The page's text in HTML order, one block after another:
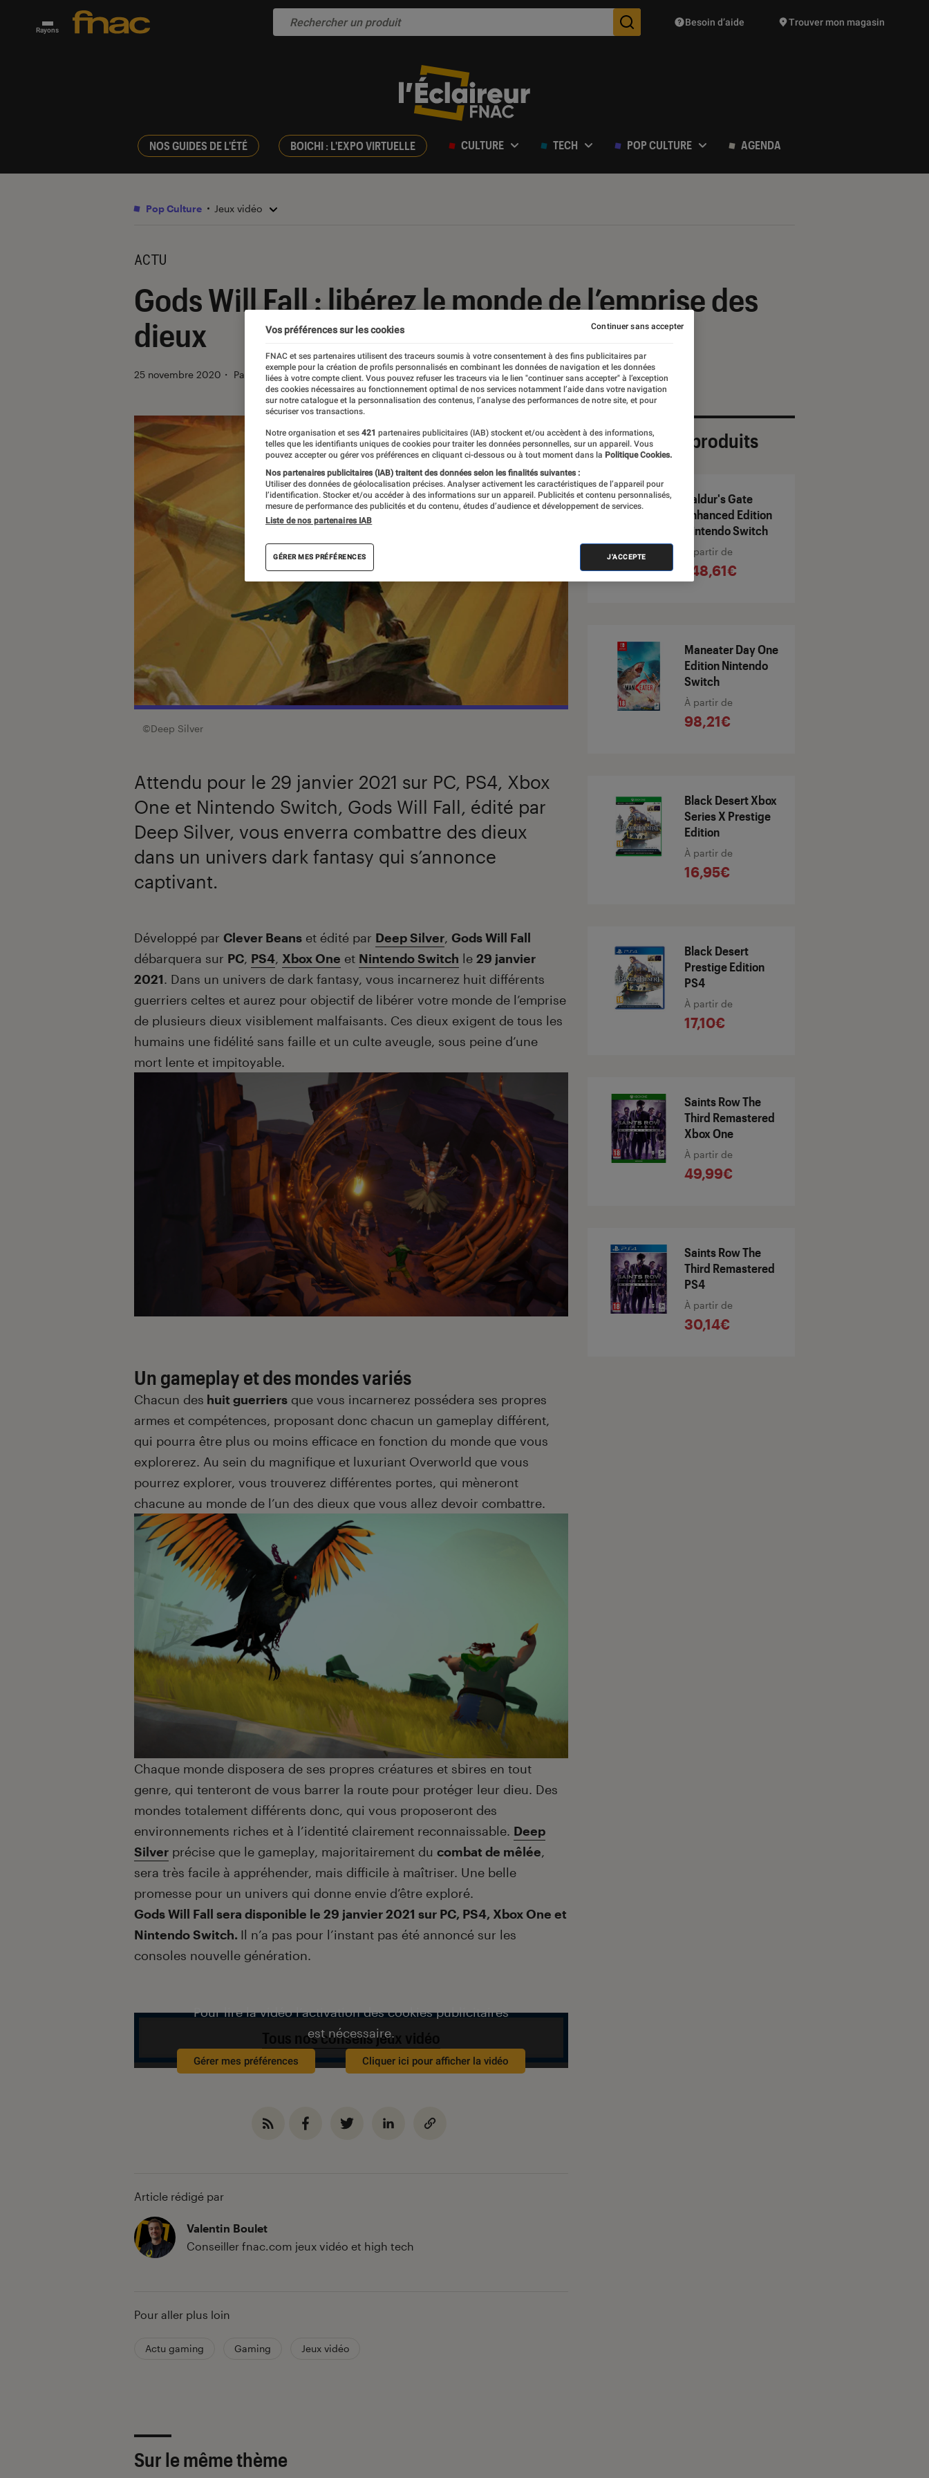
Rayons Des suggestions de produits vont vous être proposées
Besoin d’aide Trouver mon magasin
NOS GUIDES DE L'ÉTÉ BOICHI : L'EXPO VIRTUELLE CULTURE TECH POP CULTURE AGENDA
Pop Culture Jeux vidéo
ACTU
Gods Will Fall : libérez le monde de l’emprise des
dieux
25 novembre 2020 ・ Par Valentin Boulet
©Deep Silver
Attendu pour le 29 janvier 2021 sur PC, PS4, Xbox
One et Nintendo Switch, Gods Will Fall, édité par
Deep Silver, vous enverra combattre des dieux
dans un univers dark fantasy qui s’annonce
captivant.
Introduction
Développé par Clever Beans et édité par Deep Silver, Gods Will Fall
débarquera sur PC, PS4, Xbox One et Nintendo Switch le 29 janvier
2021. Dans un univers de dark fantasy, vous incarnerez huit différents
guerriers celtes et aurez pour objectif de libérer votre monde de l’emprise
de plusieurs dieux visiblement malfaisants. Ces dieux exigent de tous les
humains une fidélité sans faille et un culte aveugle, sous peine d’une
mort lente et impitoyable.
Un gameplay et des mondes variés
Chacun des huit guerriers que vous incarnerez possédera ses propres
armes et compétences, proposant donc chacun un gameplay différent,
qui pourra être plus ou moins efficace en fonction du monde que vous
explorerez. Au sein du magnifique et luxuriant Overworld que vous
pourrez explorer, vous trouverez différentes portes, qui mèneront
chacune au monde de l’un des dieux que vous allez devoir combattre.
Chaque monde disposera de ses propres créatures et sbires en tout
genre, qui tenteront de vous barrer la route pour protéger leur dieu. Des
mondes totalement différents donc, qui vous proposeront des
environnements riches et à l’identité clairement reconnaissable. Deep
Silver précise que le gameplay, majoritairement du combat de mêlée,
sera très facile à appréhender, mais difficile à maîtriser. Une belle
promesse pour un univers qui donne envie d’être exploré.
Gods Will Fall sera disponible le 29 janvier 2021 sur PC, PS4, Xbox One et
Nintendo Switch. Il n’a pas pour l’instant pas été annoncé sur les
consoles nouvelle génération.
Pour lire la vidéo l’activation des cookies publicitaires
est nécessaire.
Gérer mes préférences Cliquer ici pour afficher la vidéo
Tous nos conseils jeux vidéo
Article rédigé par
Valentin Boulet
Conseiller fnac.com jeux vidéo et high tech
Pour aller plus loin
Actu gaming Gaming Jeux vidéo
Sélection de produits
Baldur's Gate
Enhanced Edition
Nintendo Switch
À partir de
148,61€
Maneater Day One
Edition Nintendo
Switch
À partir de
98,21€
Black Desert Xbox
Series X Prestige
Edition
À partir de
16,95€
Black Desert
Prestige Edition
PS4
À partir de
17,10€
Saints Row The
Third Remastered
Xbox One
À partir de
49,99€
Saints Row The
Third Remastered
PS4
À partir de
30,14€
Sur le même thème
Vos préférences sur les cookies
FNAC et ses partenaires utilisent des traceurs soumis à votre consentement à des fins publicitaires par
exemple pour la création de profils personnalisés en combinant les données de navigation et les données
liées à votre compte client. Vous pouvez refuser les traceurs via le lien "continuer sans accepter" à l’exception
des cookies nécessaires au fonctionnement optimal de nos services notamment l’aide dans votre navigation
sur notre catalogue et la personnalisation des contenus, l’analyse des performances de notre site, et pour
sécuriser vos transactions.
Notre organisation et ses 421 partenaires publicitaires (IAB) stockent et/ou accèdent à des informations,
telles que les identifiants uniques de cookies pour traiter les données personnelles, sur un appareil. Vous
pouvez accepter ou gérer vos préférences en cliquant ci-dessous ou à tout moment dans la Politique Cookies.
Nos partenaires publicitaires (IAB) traitent des données selon les finalités suivantes :
Utiliser des données de géolocalisation précises. Analyser activement les caractéristiques de l’appareil pour
l’identification. Stocker et/ou accéder à des informations sur un appareil. Publicités et contenu personnalisés,
mesure de performance des publicités et du contenu, études d’audience et développement de services.
Liste de nos partenaires IAB
GÉRER MES PRÉFÉRENCES J'ACCEPTE
Continuer sans accepter